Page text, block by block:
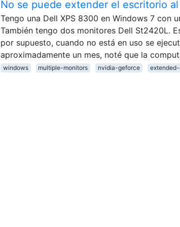
No se puede extender el escritorio
Tengo una Dell XPS 8300 en Windows 7 con
También tengo dos monitores Dell St2420L.
por supuesto, cuando no está en uso se
aproximadamente un mes, noté que la
windows multiple-monitors nvidia-geforce